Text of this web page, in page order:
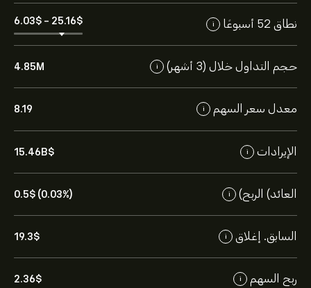
نطاق 52 أسبوعًا i
6.03‎$‎ - 25.16‎$‎
حجم التداول خلال (3 أشهر) i
4.85M
معدل سعر السهم i
8.19
الإيرادات i
15.46B‎$‎
العائد) الربح) i
0.5‎$‎ (0.03%)
السابق. إغلاق i
19.3‎$‎
ربح السهم i
2.36‎$‎